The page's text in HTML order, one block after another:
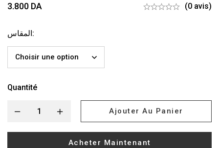
3.800 DA (0 avis)
المقاس:
Quantité
Ajouter Au Panier
Acheter Maintenant